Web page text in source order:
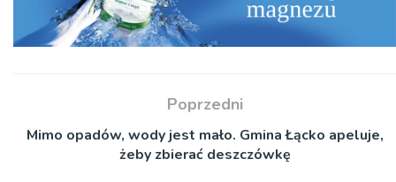
Poprzedni
Mimo opadów, wody jest mało. Gmina Łącko apeluje,
żeby zbierać deszczówkę